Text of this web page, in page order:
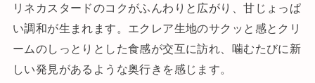
リネカスタードのコクがふんわりと広がり、甘じょっぱ
い調和が生まれます。エクレア生地のサクッと感とクリ
ームのしっとりとした食感が交互に訪れ、噛むたびに新
しい発見があるような奥行きを感じます。